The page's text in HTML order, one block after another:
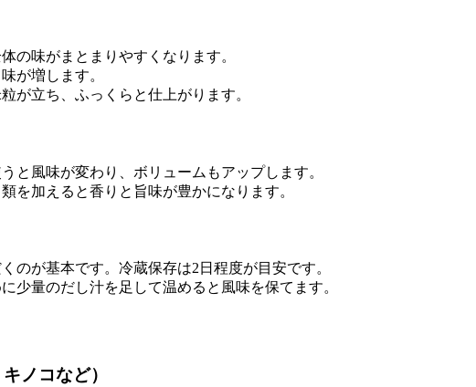
の味がまとまりやすくなります。
が増します。
が立ち、ふっくらと仕上がります。
と風味が変わり、ボリュームもアップします。
を加えると香りと旨味が豊かになります。
のが基本です。冷蔵保存は2日程度が目安です。
少量のだし汁を足して温めると風味を保てます。
ノコなど）